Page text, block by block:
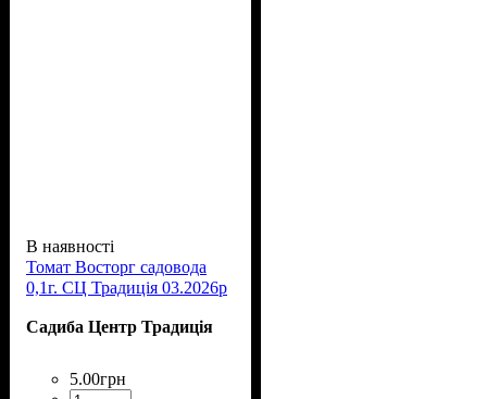
В наявності
Томат Восторг садовода
0,1г. СЦ Традиція 03.2026р
Садиба Центр Традиція
5.00грн